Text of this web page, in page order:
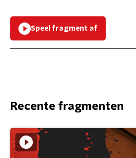
Speel fragment af
Recente fragmenten